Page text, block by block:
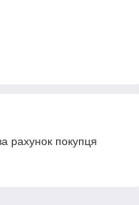
рахунок покупця